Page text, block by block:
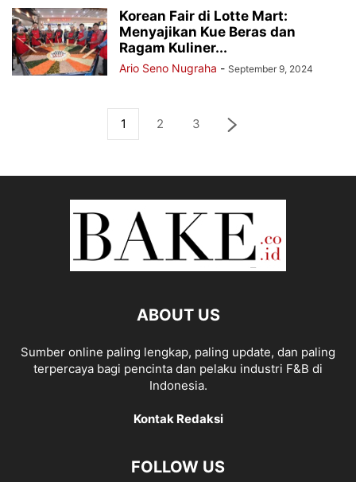
Korean Fair di Lotte Mart:
Menyajikan Kue Beras dan
Ragam Kuliner...
Ario Seno Nugraha - September 9, 2024
1 2 3
ABOUT US
Sumber online paling lengkap, paling update, dan paling
terpercaya bagi pencinta dan pelaku industri F&B di
Indonesia.
Kontak Redaksi
FOLLOW US